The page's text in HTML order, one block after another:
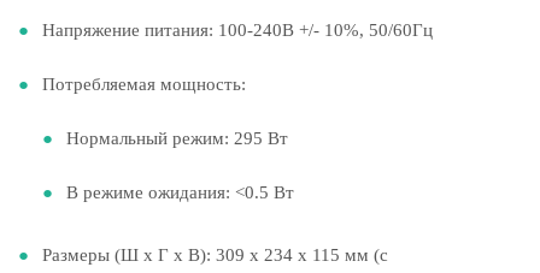
Напряжение питания: 100-240В +/- 10%, 50/60Гц
Потребляемая мощность:
Нормальный режим: 295 Вт
В режиме ожидания: <0.5 Вт
Размеры (Ш x Г x В): 309 x 234 x 115 мм (с